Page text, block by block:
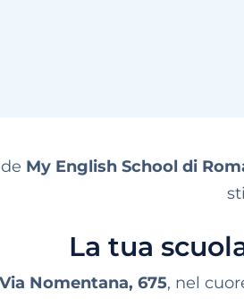
My English School di
La tua
Via Nomentana, 675, nel